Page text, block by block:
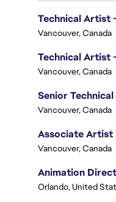
Technical Artist
Vancouver, Canada
Technical Artist
Vancouver, Canada
Vancouver, Canada
Associate Artist
Vancouver, Canada
Animation
Orlando, United